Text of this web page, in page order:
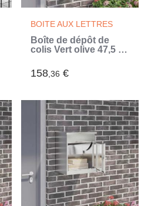
BOITE AUX LETTRES
Boîte de dépôt de
colis Vert olive 47,5 x
158,36 €